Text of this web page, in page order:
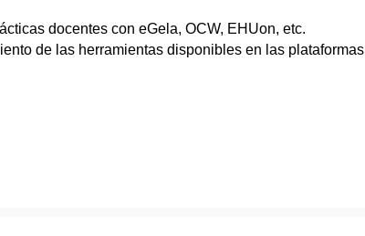
docentes con eGela, OCW, EHUon, etc.
de las herramientas disponibles en las plataformas